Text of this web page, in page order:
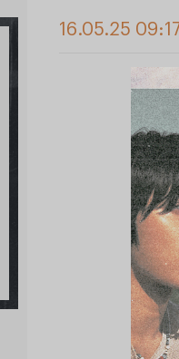
16.05.25